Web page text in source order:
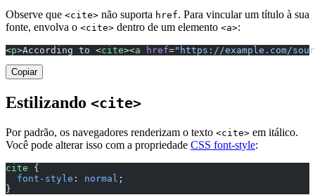
Observe que <cite> não suporta href. Para vincular um título à sua
fonte, envolva o <cite> dentro de um elemento <a>:
<p>According to <cite><a href="https://example.com/
Copiar
Estilizando <cite>
Por padrão, os navegadores renderizam o texto <cite> em itálico.
Você pode alterar isso com a propriedade CSS font-style:
cite {
  font-style
: normal ;
}